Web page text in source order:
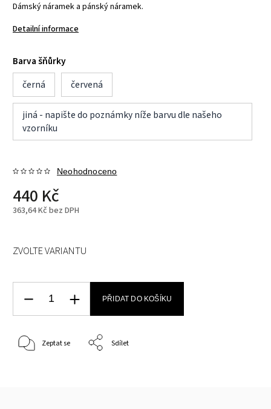
Dámský náramek a pánský náramek.
Detailní informace
Barva šňůrky
černá
červená
jiná - napište do poznámky níže barvu dle našeho
vzorníku
Neohodnoceno
440 Kč
363,64 Kč bez DPH
ZVOLTE VARIANTU
PŘIDAT DO KOŠÍKU
Zeptat se Sdílet